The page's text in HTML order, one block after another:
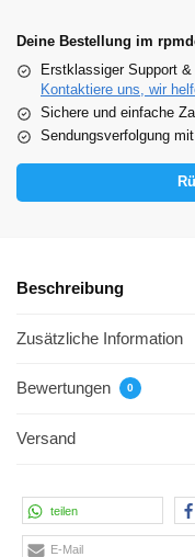
Deine Bestellung im
Erstklassiger Support
Kontaktiere uns, wir
Sichere und einfache
Sendungsverfolgung
Beschreibung
Zusätzliche Information
Bewertungen 0
Versand
teilen
E-Mail